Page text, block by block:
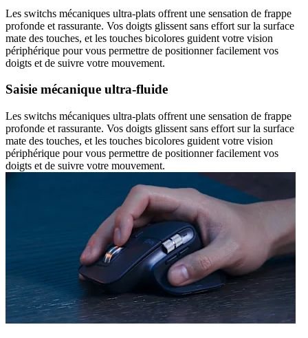
Les switchs mécaniques ultra-plats offrent une sensation de frappe
profonde et rassurante. Vos doigts glissent sans effort sur la surface
mate des touches, et les touches bicolores guident votre vision
périphérique pour vous permettre de positionner facilement vos
doigts et de suivre votre mouvement.
Saisie mécanique ultra-fluide
Les switchs mécaniques ultra-plats offrent une sensation de frappe
profonde et rassurante. Vos doigts glissent sans effort sur la surface
mate des touches, et les touches bicolores guident votre vision
périphérique pour vous permettre de positionner facilement vos
doigts et de suivre votre mouvement.